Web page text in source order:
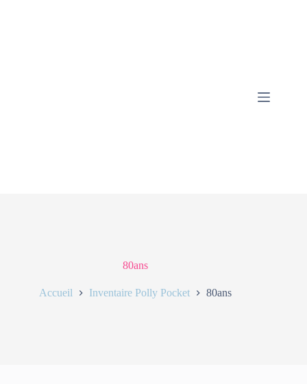
80ans
Accueil Inventaire Polly Pocket 80ans